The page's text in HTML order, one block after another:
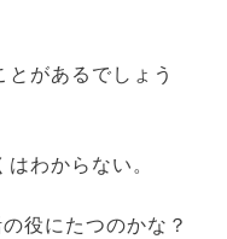
があるでしょう
わからない。
役にたつのかな？